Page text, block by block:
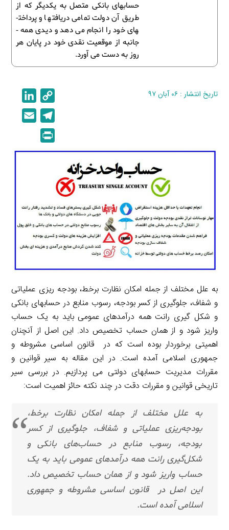
حساب­های بانکی متصل به یکدیگر که از
طریق آن دولت تمامی دریافت­ها و پرداخت­
های خود را انجام می­ دهد و دیدی همه ­
جانبه از موقعیت نقدی خود در پایان هر
روز به دست می­ آورد.
تاریخ انتشار : ۰۶ آبان ۹۷
o
p
y
L
i
n
e
e
l
m
r
به علل مختلف از جمله امکان نظارت برخط، بودجه ­ریزی عملیاتی
و شفاف، جلوگیری از کسر بودجه، رسوب منابع در حساب­های بانکی
و شکل ­گیری رانت همه درآمدهای عمومی باید به یک حساب
واریز شود و از همان حساب تخصیص داد. این اصل از آنچنان
اهمیتی برخوردار بوده است که در قانون اساسی مشروطه و
جمهوری اسلامی آمده است. در این مقاله به سیر قوانین و
مقررات مدیریت حساب­های دولتی می­ پردازیم. در بررسی سیر
تاریخی قوانین و مقررات دقت در چند نکته حائز اهمیت است:
به علل مختلف از جمله امکان نظارت برخط،
بودجه‌ریزی عملیاتی و شفاف، جلوگیری از کسر
بودجه، رسوب منابع در حساب‌های بانکی و
شکل‌گیری رانت همه درآمدهای عمومی باید به یک
حساب واریز شود و از همان حساب تخصیص داد.
این اصل در قانون اساسی مشروطه و جمهوری
اسلامی آمده است.